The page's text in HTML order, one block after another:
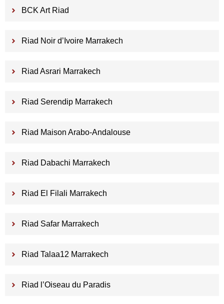
BCK Art Riad
Riad Noir d’Ivoire Marrakech
Riad Asrari Marrakech
Riad Serendip Marrakech
Riad Maison Arabo-Andalouse
Riad Dabachi Marrakech
Riad El Filali Marrakech
Riad Safar Marrakech
Riad Talaa12 Marrakech
Riad l’Oiseau du Paradis